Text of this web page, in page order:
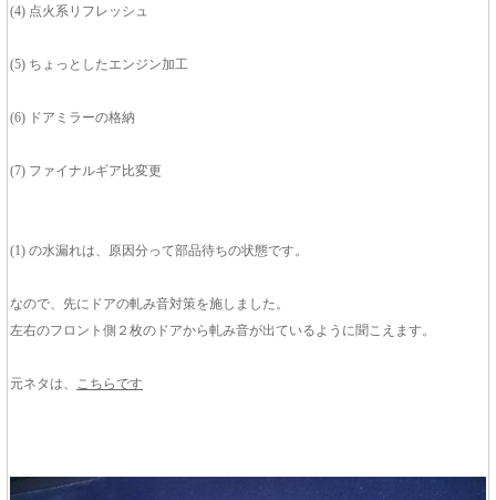
(4) 点火系リフレッシュ
(5) ちょっとしたエンジン加工
(6) ドアミラーの格納
(7) ファイナルギア比変更
(1) の水漏れは、原因分って部品待ちの状態です。
なので、先にドアの軋み音対策を施しました。
左右のフロント側２枚のドアから軋み音が出ているように聞こえます。
元ネタは、 こちらです